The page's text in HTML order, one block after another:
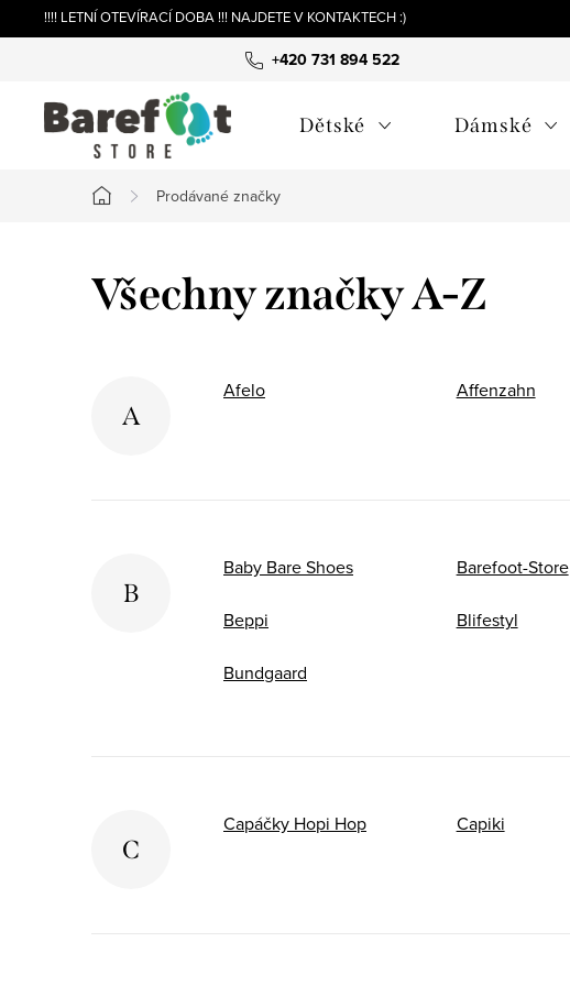
na
!!!! LETNÍ OTEVÍRACÍ DOBA !!! NAJDETE V KONTAKTECH :)
+420 731 894 522
Dětské Dámské
Domů
Prodávané značky
Všechny značky A-Z
A
Afelo Affenzahn
B
Baby Bare Shoes Barefoot-Store
Beppi Blifestyl
Bundgaard
C
Capáčky Hopi Hop Capiki